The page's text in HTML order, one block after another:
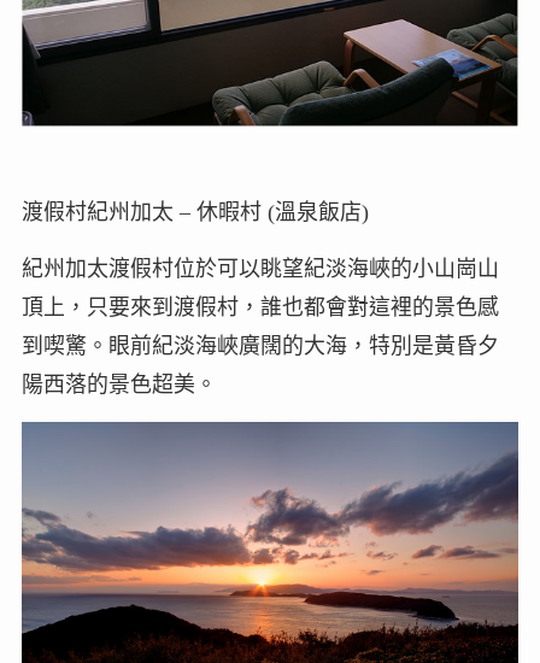
渡假村紀州加太 – 休暇村 (溫泉飯店)
紀州加太渡假村位於可以眺望紀淡海峽的小山崗山
頂上，只要來到渡假村，誰也都會對這裡的景色感
到喫驚。眼前紀淡海峽廣闊的大海，特別是黃昏夕
陽西落的景色超美。